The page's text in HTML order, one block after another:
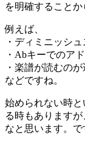
を明確することか
例えば、
・ディミニッシ
・Abキーでのア
・楽譜が読むのが
などですね。
始められない時
る時もあります
なと思います。で